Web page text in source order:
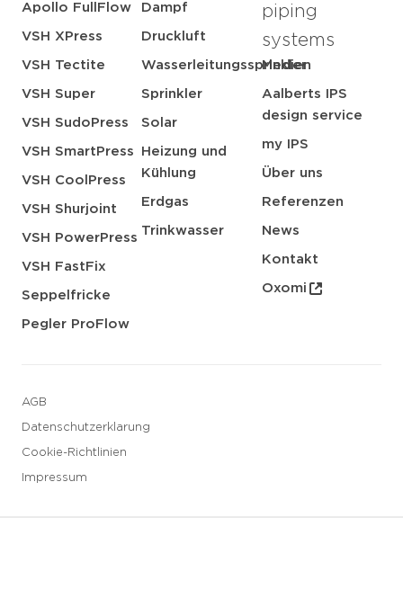
Apollo FullFlow
VSH XPress
VSH Tectite
VSH Super
VSH SudoPress
VSH SmartPress
VSH CoolPress
VSH Shurjoint
VSH PowerPress
VSH FastFix
Seppelfricke
Pegler ProFlow
Dampf
Druckluft
Wasserleitungssprinkler
Sprinkler
Solar
Heizung und
Kühlung
Erdgas
Trinkwasser
piping
systems
Medien
Aalberts IPS
design service
my IPS
Über uns
Referenzen
News
Kontakt
Oxomi
AGB
Datenschutzerklarung
Cookie-Richtlinien
Impressum